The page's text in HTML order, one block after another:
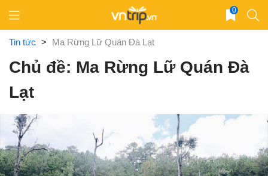
content
0
Tin tức > Ma Rừng Lữ Quán Đà Lạt
Chủ đề: Ma Rừng Lữ Quán Đà
Lạt